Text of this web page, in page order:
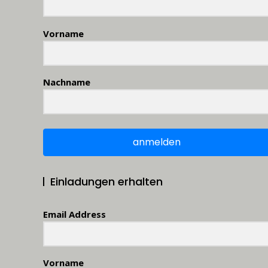
Vorname
Nachname
anmelden
Einladungen erhalten
Email Address
Vorname